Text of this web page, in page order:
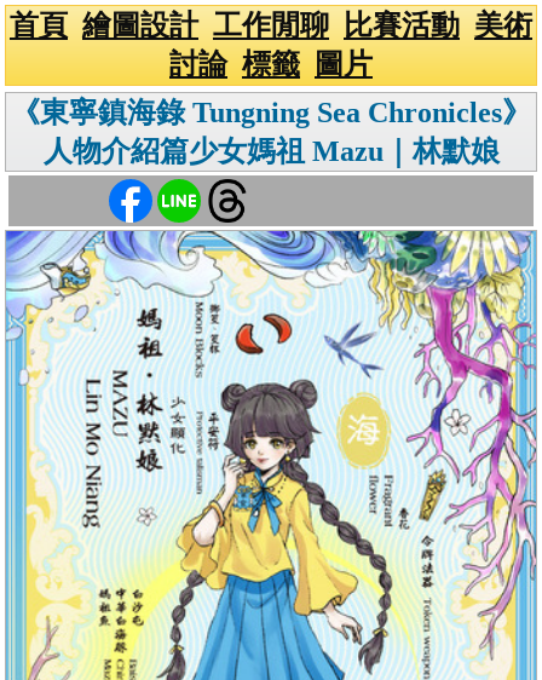
首頁 繪圖設計 工作閒聊 比賽活動 美術
討論 標籤
圖片
《東寧鎮海錄 Tungning Sea Chronicles》
人物介紹篇少女媽祖 Mazu｜林默娘